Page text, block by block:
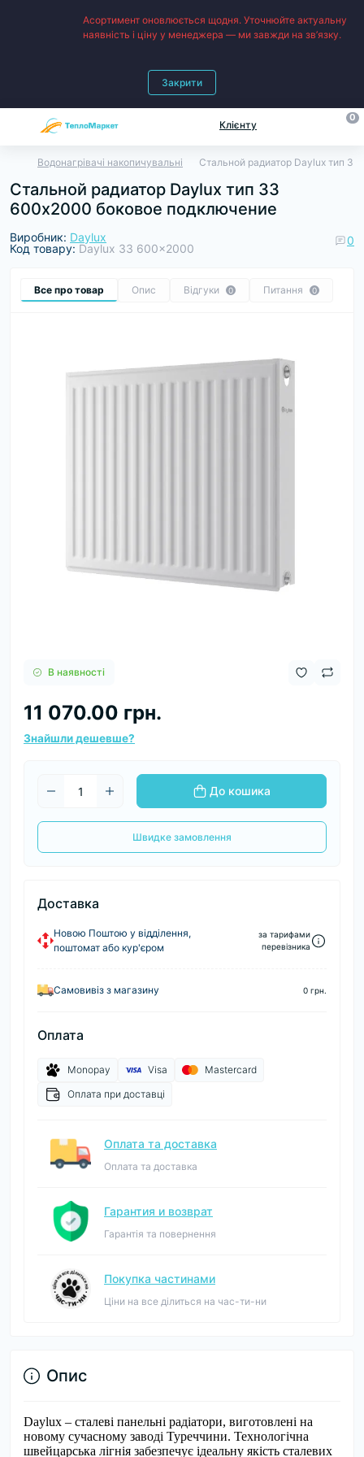
Асортимент оновлюється щодня. Уточнюйте актуальну
наявність і ціну у менеджера — ми завжди на зв’язку.
Закрити
Клієнту
0
Водонагрівачі накопичувальні Стальной радиатор Daylux тип
Стальной радиатор Daylux тип 33
600х2000 боковое подключение
Виробник: Daylux
Код товару: Daylux 33 600x2000
0
Все про товар Опис Відгуки 0 Питання 0
В наявності
11 070.00 грн.
Знайшли дешевше?
До кошика
Швидке замовлення
Доставка
Новою Поштою у відділення,
поштомат або кур'єром
за тарифами
перевізника
Самовивіз з магазину 0 грн.
Оплата
Monopay Visa
Mastercard
Оплата при доставці
Оплата та доставка
Оплата та доставка
Гарантия и возврат
Гарантія та повернення
Покупка частинами
Ціни на все ділиться на час-ти-ни
Опис
Daylux – сталеві панельні радіатори, виготовлені на
новому сучасному заводі Туреччини. Технологічна
швейцарська лігнія забезпечує ідеальну якість сталевих